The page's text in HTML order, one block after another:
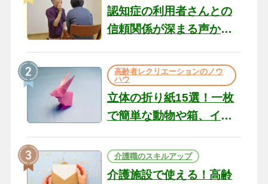
認知症の利用者さんとの
信頼関係が深まる声かけ
の現場から（22）
高齢者レクリエーションのノウ
ハウ
立体の折り紙15選！一枚
で簡単な動物や箱、イン
テリアになる作品まで
介護職のスキルアップ
介護施設で使える！高齢